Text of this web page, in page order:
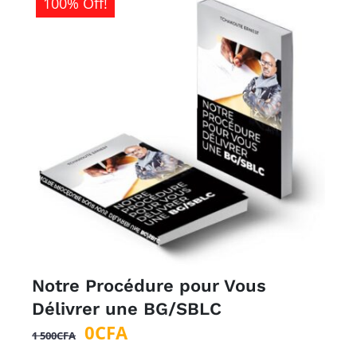
Notre Procédure pour Vous
Délivrer une BG/SBLC
1 500CFA
Le
0CFALe